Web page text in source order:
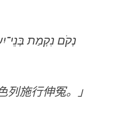
נְקֹם נִקְמַת
列施行伸冤。」